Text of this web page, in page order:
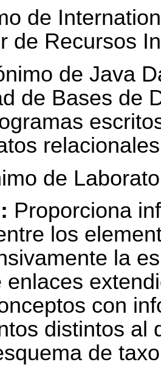
de
de Recursos
de Java
de Bases de
de
Proporciona
los
la
enlaces
con
distintos al
de